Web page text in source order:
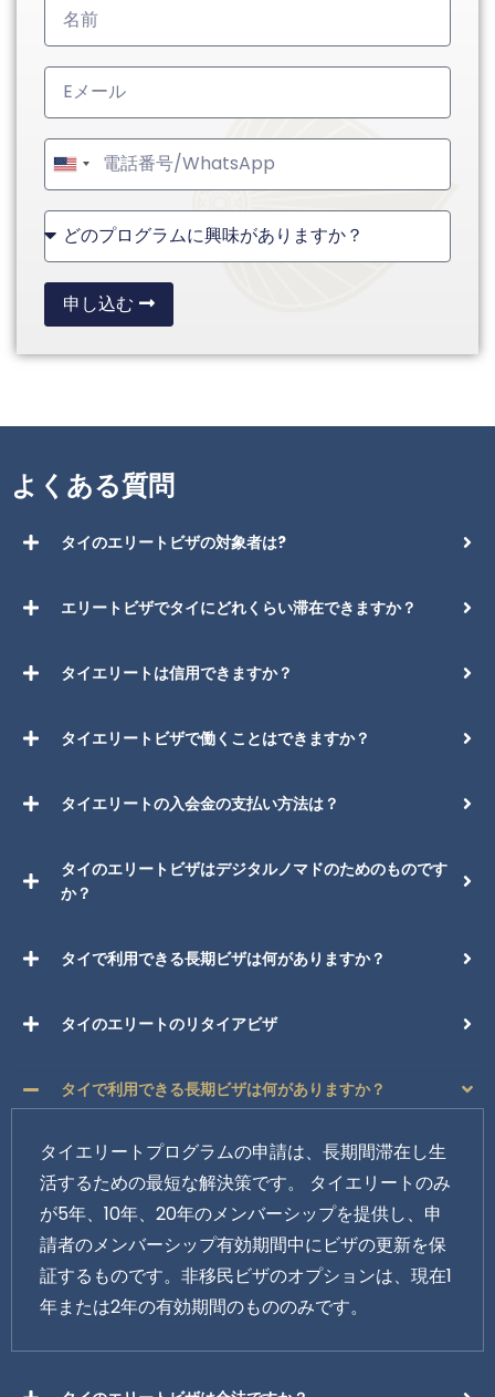
United
States
+1
申し込む
よくある質問
タイのエリートビザの対象者は?
エリートビザでタイにどれくらい滞在できますか？
タイエリートは信用できますか？
タイエリートビザで働くことはできますか？
タイエリートの入会金の支払い方法は？
タイのエリートビザはデジタルノマドのためのものです
か？
タイで利用できる長期ビザは何がありますか？
タイのエリートのリタイアビザ
タイで利用できる長期ビザは何がありますか？
タイエリートプログラムの申請は、長期間滞在し生
活するための最短な解決策です。 タイエリートのみ
が5年、10年、20年のメンバーシップを提供し、申
請者のメンバーシップ有効期間中にビザの更新を保
証するものです。非移民ビザのオプションは、現在1
年または2年の有効期間のもののみです。